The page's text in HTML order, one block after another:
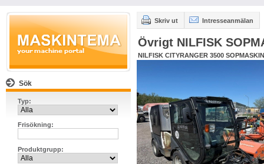
Sök
Typ:
Frisökning:
Produktgrupp:
Skriv ut Intresseanmälan
Övrigt NILFISK
NILFISK CITYRANGER 3500 SOPMASKIN